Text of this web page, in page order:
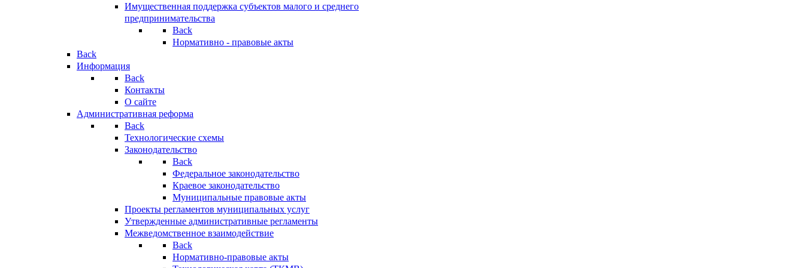
Имущественная поддержка субъектов малого и среднего
предпринимательства
Back
Нормативно - правовые акты
Back
Информация
Back
Контакты
О сайте
Административная реформа
Back
Технологические схемы
Законодательство
Back
Федеральное законодательство
Краевое законодательство
Муниципальные правовые акты
Проекты регламентов муниципальных услуг
Утвержденные административные регламенты
Межведомственное взаимодействие
Back
Нормативно-правовые акты